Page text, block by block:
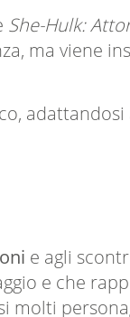
She-Hulk:
ma viene
e agli
e che